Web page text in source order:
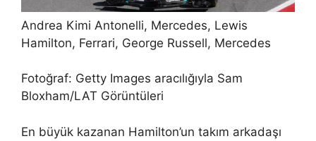
Andrea Kimi Antonelli, Mercedes, Lewis
Hamilton, Ferrari, George Russell, Mercedes
Fotoğraf: Getty Images aracılığıyla Sam
Bloxham/LAT Görüntüleri
En büyük kazanan Hamilton’un takım arkadaşı